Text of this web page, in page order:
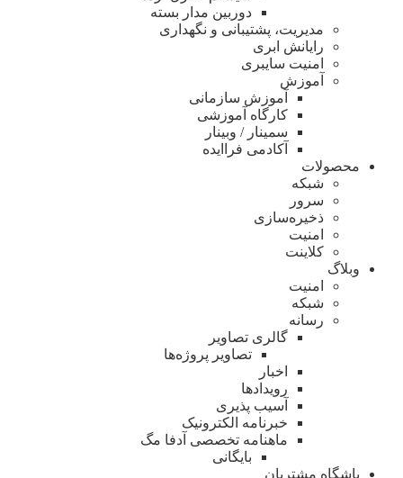
دوربین مدار بسته
مدیریت، پشتیبانی و نگهداری
رایانش ابری
امنیت سایبری
آموزش
آموزش سازمانی
کارگاه آموزشی
سمینار / وبینار
آکادمی فراایده
محصولات
شبکه
سرور
ذخیره‌سازی
امنیت
کلاینت
وبلاگ
امنیت
شبکه
رسانه
گالری تصاویر
تصاویر پروژه‌ها
اخبار
رویدادها
آسیب پذیری
خبرنامه الکترونیک
ماهنامه تخصصی آدفا مگ
بایگانی
باشگاه مشتریان